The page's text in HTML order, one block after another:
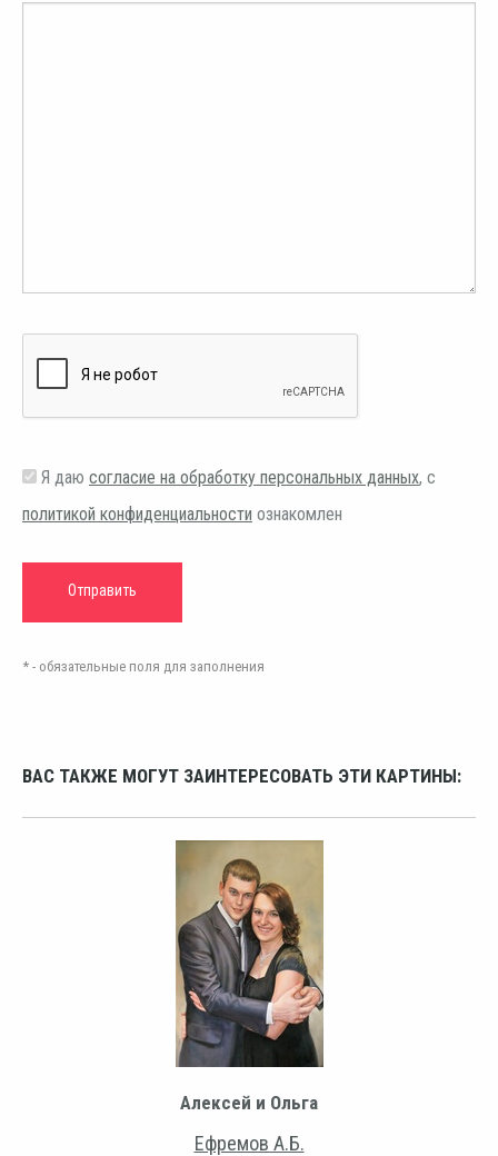
Я даю согласие на обработку персональных данных, с
политикой конфиденциальности ознакомлен
* - обязательные поля для заполнения
ВАС ТАКЖЕ МОГУТ ЗАИНТЕРЕСОВАТЬ ЭТИ КАРТИНЫ:
Алексей и Ольга
Ефремов А.Б.